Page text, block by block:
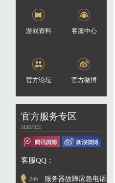
游戏资料 客服中心
官方论坛 官方微博
官方服务专区
SERVICE
客服QQ：
服务器故障应急电话：